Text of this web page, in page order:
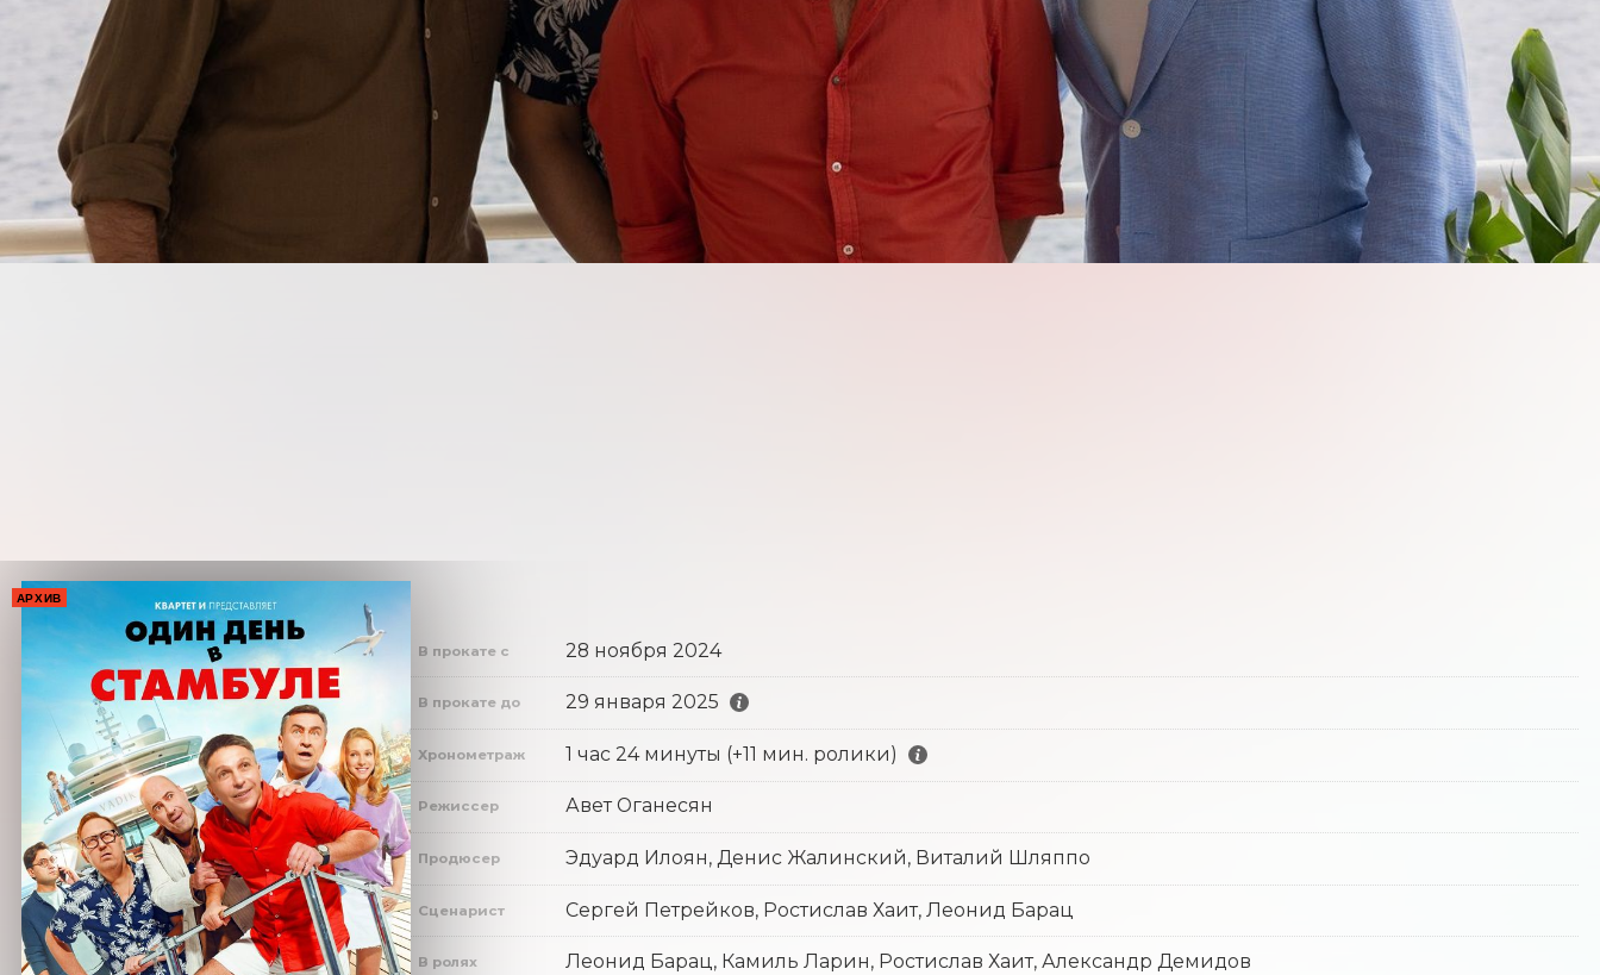
АРХИВ
В прокате с 28 ноября 2024
В прокате до 29 января 2025
Хронометраж 1 час 24 минуты (+11 мин. ролики)
Режиссер Авет Оганесян
Продюсер Эдуард Илоян, Денис Жалинский, Виталий Шляппо
Сценарист Сергей Петрейков, Ростислав Хаит, Леонид Барац
В ролях Леонид Барац, Камиль Ларин, Ростислав Хаит, Александр Демидов